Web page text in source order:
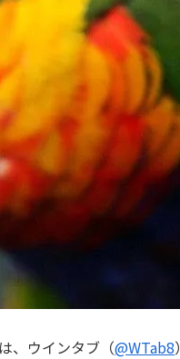
、ウインタブ（@WTab8